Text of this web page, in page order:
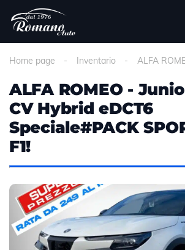
Home page Inventario ALFA
ALFA ROMEO -
CV Hybrid eDCT6
Speciale#PACK
F1!